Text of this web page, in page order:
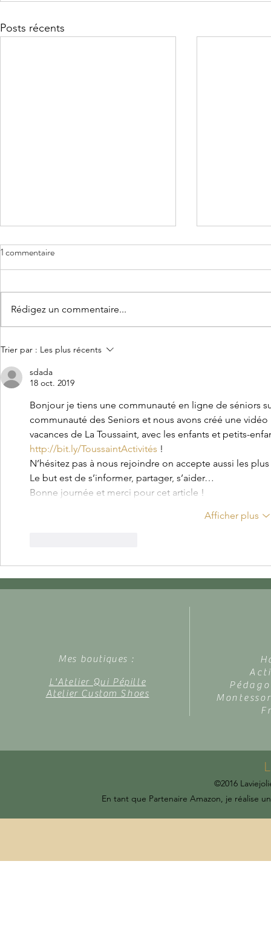
Posts récents
Sa première poupée
1 commentaire
Rédigez un commentaire...
Trier par : Les plus récents
sdada
18 oct. 2019
Bonjour je tiens une communauté en ligne de séniors
communauté des Seniors et nous avons créé une
vacances de La Toussaint, avec les enfants et petits-
http://bit.ly/ToussaintActivités !
N’hésitez pas à nous rejoindre on accepte aussi les
Le but est de s’informer, partager, s’aider…
Bonne journée et merci pour cet article !
Afficher plus
Mes boutiques :
L'Atelier Qui Pépille
Atelier Custom Shoes
©2016
En tant que Partenaire Amazon, je réalise